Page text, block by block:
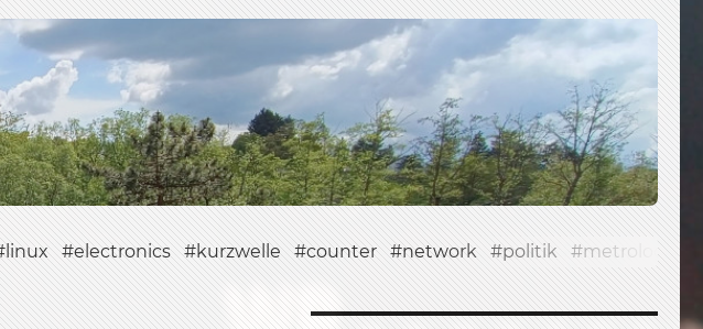
linux electronics kurzwelle counter network politik metrology